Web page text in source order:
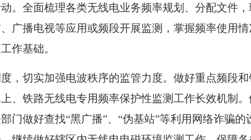
。全面梳理各类无线电业务频率规划、分配文件
广播电视等应用或频段开展监测，掌握频率使用
作基础。
，切实加强电波秩序的监管力度。做好重点频段
、铁路无线电专用频率保护性监测工作长效机制
门做好查找“黑广播”、 “伪基站”等利用网络诈骗的